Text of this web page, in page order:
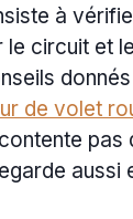
à
circuit et
de volet
pas
aussi